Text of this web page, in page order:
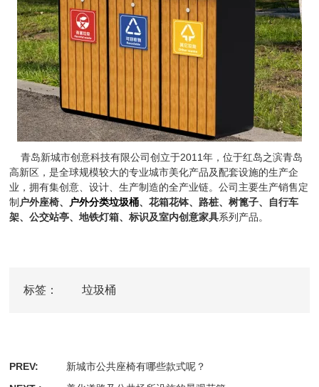
青岛新城市创意科技有限公司创立于2011年，位于红岛之滨青岛
高新区，是全球规模较大的专业城市美化产品及配套设施的生产企
业，拥有集创意、设计、生产制造的全产业链。公司主要生产销售定
制 户外座椅、 户外分类垃圾桶、花箱花钵、路桩、树篦子、自行车
架、公交站亭、地铁灯箱、标识及室内创意家具系列产品。
标签： 垃圾桶
PREV:
新城市公共座椅有哪些款式呢？